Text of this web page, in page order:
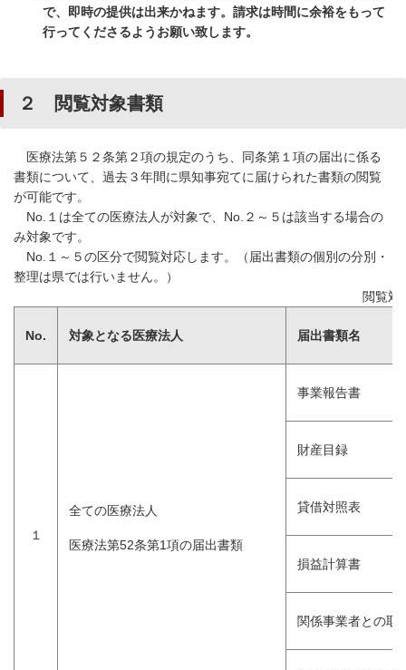
で、即時の提供は出来かねます。請求は時間に余裕をもって
行ってくださるようお願い致します。
２ 閲覧対象書類
医療法第５２条第２項の規定のうち、同条第１項の届出に係る
書類について、過去３年間に県知事宛てに届けられた書類の閲覧
が可能です。
No.１は全ての医療法人が対象で、No.２～５は該当する場合の
み対象です。
No.１～５の区分で閲覧対応します。（届出書類の個別の分別・
整理は県では行いません。）
閲覧対
No. 対象となる医療法人 届出書類名
１
全ての医療法人
医療法第52条第1項の届出書類
事業報告書
財産目録
貸借対照表
損益計算書
関係事業者との取